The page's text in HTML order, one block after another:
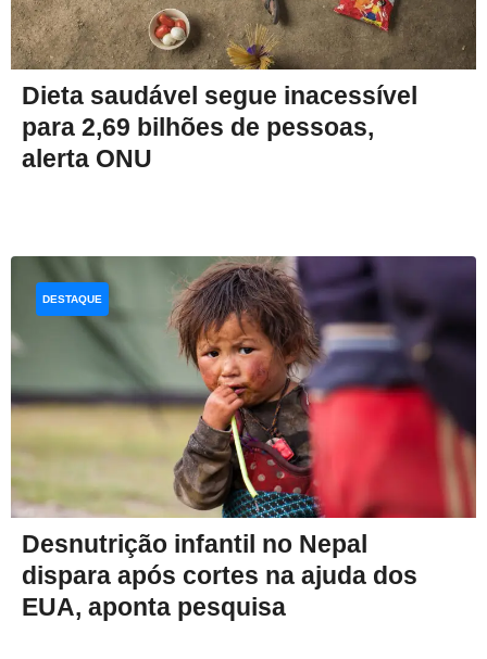
Dieta saudável segue inacessível
para 2,69 bilhões de pessoas,
alerta ONU
Desnutrição infantil no Nepal
dispara após cortes na ajuda dos
EUA, aponta pesquisa
DESTAQUE